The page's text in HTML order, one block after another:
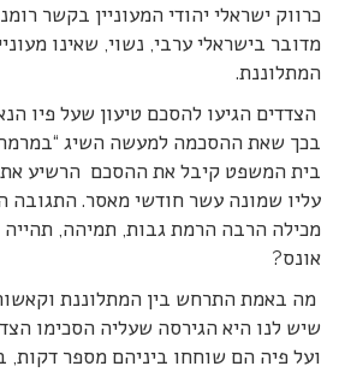
כרווק ישראלי יהודי המעוניין בקשר
מדובר בישראלי ערבי, נשוי, שאינו
המתלוננת.
הצדדים הגיעו להסכם טיעון שעל פיו
בכך שאת ההסכמה למעשה השיג “במרמה
בית המשפט קיבל את ההסכם הרשיע את
עליו שמונה עשר חודשי מאסר. התגובה
מכילה הרבה הרמת גבות, תמיהה, תהייה
אונס?
מה באמת התרחש בין המתלוננת
שיש לנו היא הגירסה שעליה הסכימו
ועל פיה הם שוחחו ביניהם מספר דקות,